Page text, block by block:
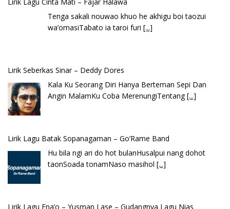
Tenga sakali nouwao khuo he akhigu boi taozui
wa’omasiTabato ia taroi furi[...]
Kala Ku Seorang Diri Hanya Berteman Sepi Dan
Angin MalamKu Coba MerenungiTentang[...]
Hu bila ngi ari do hot bulanHusalpui nang dohot
taonSoada tonamNaso masihol[...]